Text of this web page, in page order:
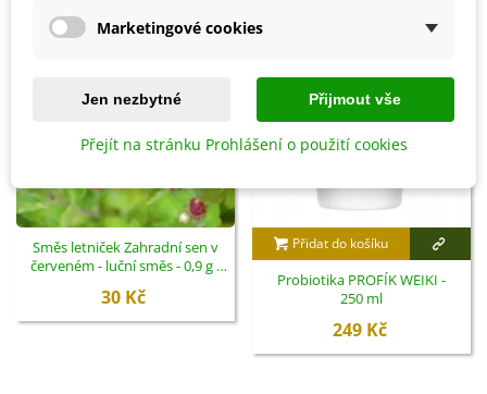
Směs letniček Zahradní sen v
červeném - luční směs - 0,9 g -
30 Kč
Přidat do košíku
Probiotika PROFÍK WEIKI -
250 ml
249 Kč
Marketingové cookies
Jen nezbytné Přijmout vše
Přejít na stránku Prohlášení o použití cookies